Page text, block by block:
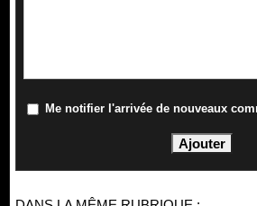
Me notifier l'arrivée de nouveaux